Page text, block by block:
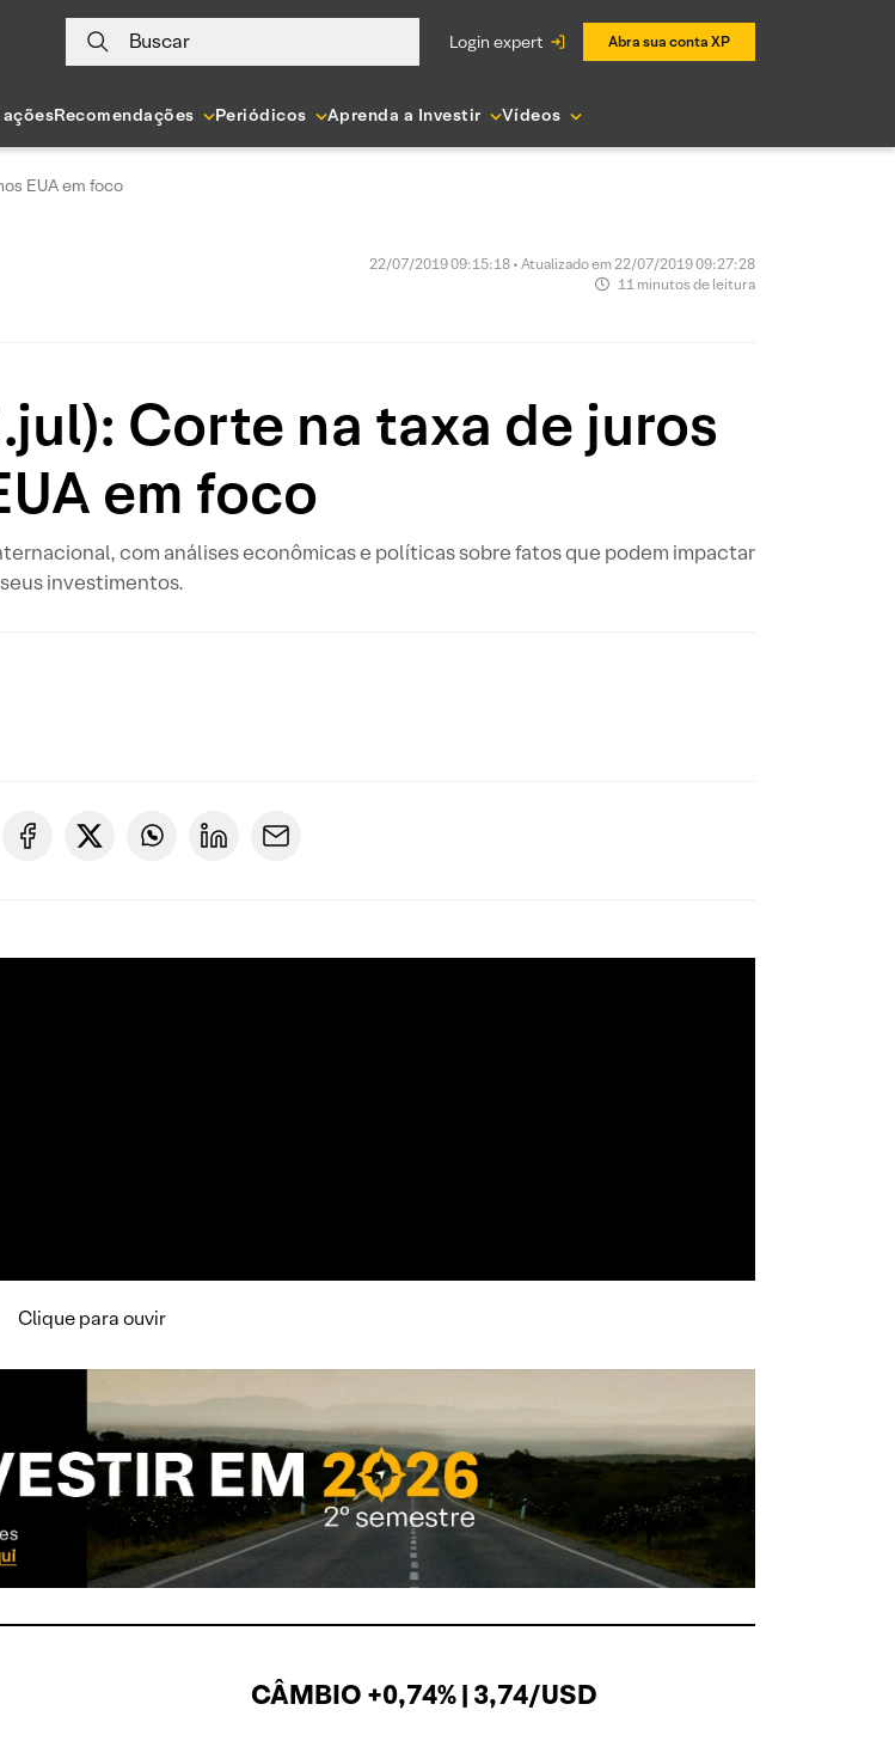
Buscar login expert Abra sua conta XP
Recomendações Periódicos Aprenda a Investir Vídeos
EUA em foco
22/07/2019 09:15:18 • Atualizado em 22/07/2019 09:27:28
11 minutos de leitura
Corte na taxa de juros
em foco
com análises econômicas e políticas sobre fatos que podem impactar
seus investimentos.
Clique para ouvir
CÂMBIO +0,74% | 3,74/USD